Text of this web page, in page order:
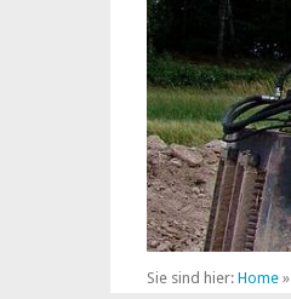
Sie sind hier: Home »